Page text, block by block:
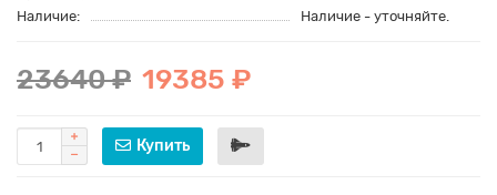
Наличие:
Наличие - уточняйте.
23640 ₽ 19385 ₽
Купить